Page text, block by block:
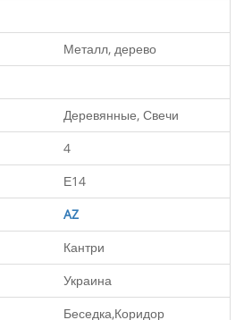
Металл, дерево
Деревянные, Свечи
4
Е14
AZ
Кантри
Украина
Беседка,Коридор